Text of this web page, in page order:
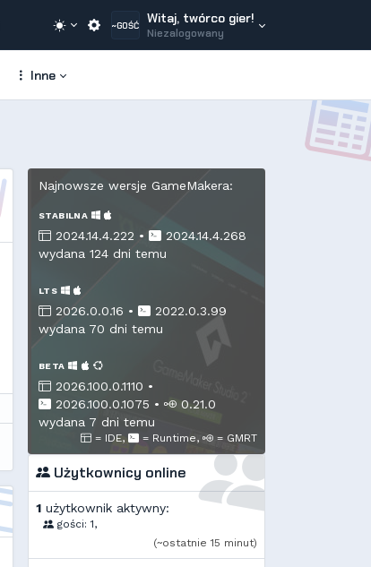
~GOŚĆ Witaj, twórco gier!
Niezalogowany
Inne
Najnowsze wersje GameMakera:
STABILNA
2024.14.4.222 •
2024.14.4.268
wydana 124 dni temu
LTS
2026.0.0.16 •
2022.0.3.99
wydana 70 dni temu
BETA
2026.100.0.1110 •
2026.100.0.1075 •
0.21.0
wydana 7 dni temu
= IDE, = Runtime, = GMRT
Użytkownicy online
1 użytkownik aktywny:
gości: 1,
(~ostatnie 15 minut)